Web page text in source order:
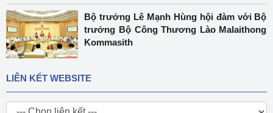
Bộ trưởng Lê Mạnh Hùng hội đàm với Bộ
trưởng Bộ Công Thương Lào Malaithong
Kommasith
LIÊN KẾT WEBSITE